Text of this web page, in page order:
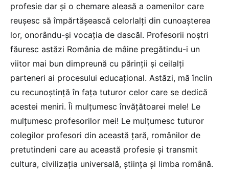
profesie dar și o chemare aleasă a oamenilor care
reușesc să împărtășească celorlalți din cunoașterea
lor, onorându-și vocația de dascăl. Profesorii noștri
făuresc astăzi România de mâine pregătindu-i un
viitor mai bun dimpreună cu părinții și ceilalți
parteneri ai procesului educațional. Astăzi, mă înclin
cu recunoștință în fața tuturor celor care se dedică
acestei meniri. Îi mulțumesc învățătoarei mele! Le
mulțumesc profesorilor mei! Le mulțumesc tuturor
colegilor profesori din această țară, românilor de
pretutindeni care au această profesie și transmit
cultura, civilizația universală, știința și limba română.